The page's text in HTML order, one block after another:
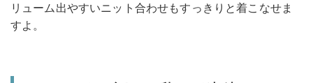
リューム出やすいニット合わせもすっきりと着こなせま
すよ。